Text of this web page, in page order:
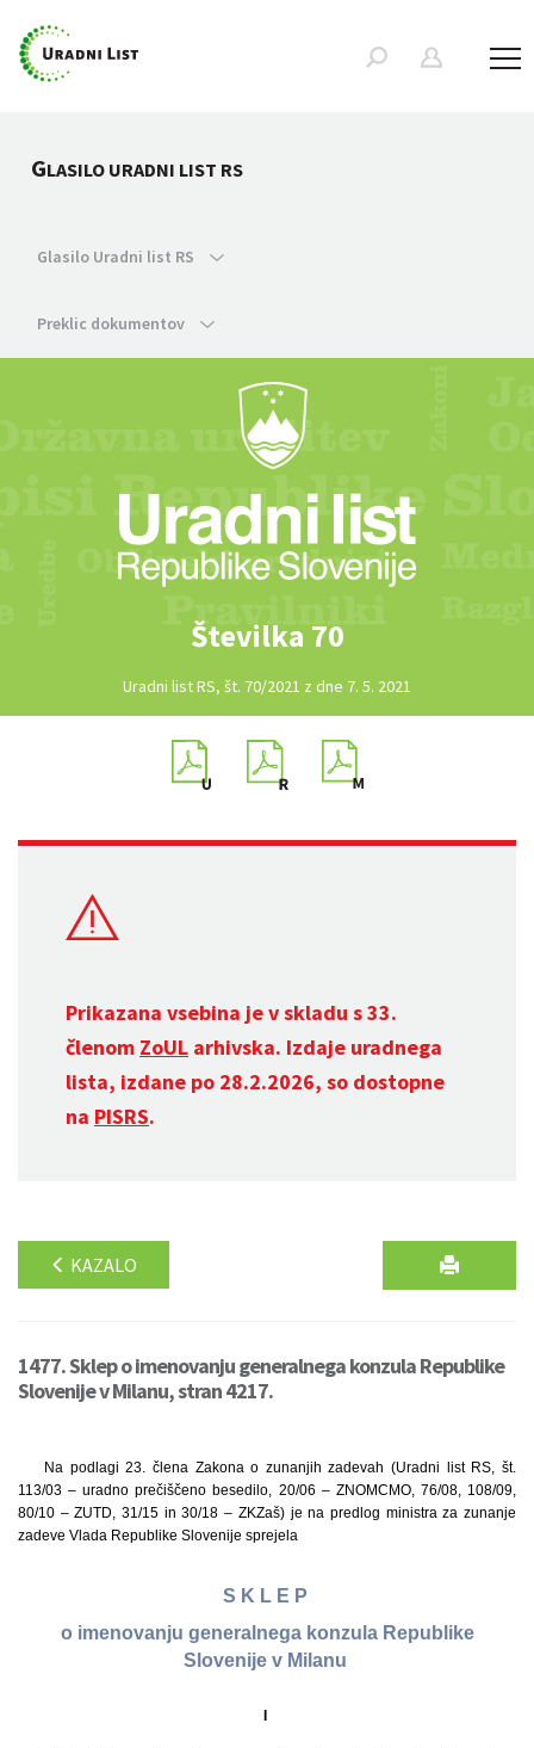
GLASILO URADNI LIST RS
Glasilo Uradni list RS
Preklic dokumentov
Številka 70
Uradni list RS, št. 70/2021 z dne 7. 5. 2021
Prikazana vsebina je v skladu s 33.
členom ZoUL arhivska. Izdaje uradnega
lista, izdane po 28.2.2026, so dostopne
na PISRS.
KAZALO
1477. Sklep o imenovanju generalnega konzula Republike
Slovenije v Milanu, stran 4217.
Na podlagi 23. člena Zakona o zunanjih zadevah (Uradni list RS, št.
113/03 – uradno prečiščeno besedilo, 20/06 – ZNOMCMO, 76/08, 108/09,
80/10 – ZUTD, 31/15 in 30/18 – ZKZaš) je na predlog ministra za zunanje
zadeve Vlada Republike Slovenije sprejela
S K L E P
o imenovanju generalnega konzula Republike
Slovenije v Milanu